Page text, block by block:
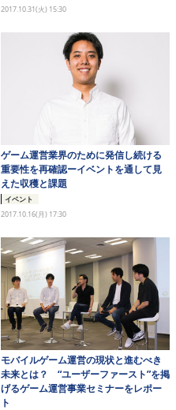
2017.10.31(火) 15:30
ゲーム運営業界のために発信し続ける
重要性を再確認ーイベントを通して見
えた収穫と課題
イベント
2017.10.16(月) 17:30
モバイルゲーム運営の現状と進むべき
未来とは？ “ユーザーファースト”を掲
げるゲーム運営事業セミナーをレポー
ト